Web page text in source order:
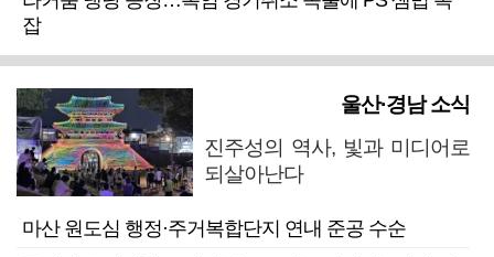
잡
울산·경남 소식
진주성의 역사, 빛과 미디어로
되살아난다
마산 원도심 행정·주거복합단지 연내 준공 수순